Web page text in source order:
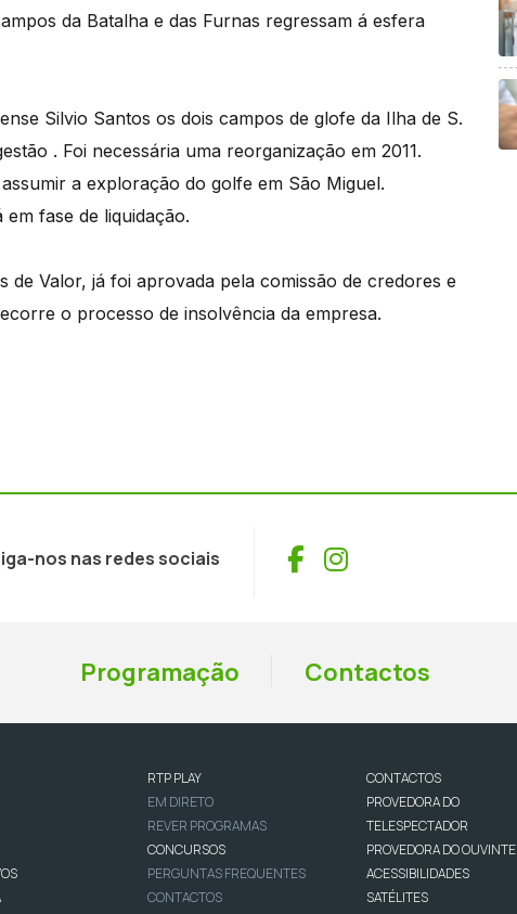
da Batalha e das Furnas regressam á esfera
Silvio Santos os dois campos de glofe da Ilha de S.
. Foi necessária uma reorganização em 2011.
a exploração do golfe em São Miguel.
fase de liquidação.
Valor, já foi aprovada pela comissão de credores e
o processo de insolvência da empresa.
nos nas redes sociais Facebook
Instagram
Programação Contactos
RTP PLAY
EM DIRETO
REVER PROGRAMAS
CONCURSOS
PERGUNTAS FREQUENTES
CONTACTOS
CONTACTOS
PROVEDORA DO
TELESPECTADOR
PROVEDORA DO OUVINTE
ACESSIBILIDADES
SATÉLITES